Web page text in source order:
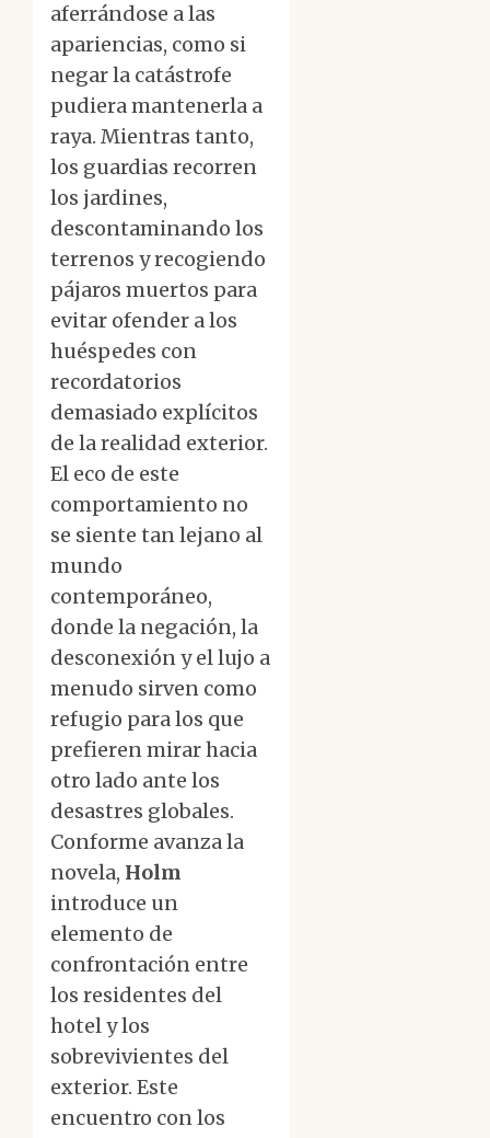
aferrándose a las
apariencias, como si
negar la catástrofe
pudiera mantenerla a
raya. Mientras tanto,
los guardias recorren
los jardines,
descontaminando los
terrenos y recogiendo
pájaros muertos para
evitar ofender a los
huéspedes con
recordatorios
demasiado explícitos
de la realidad exterior.
El eco de este
comportamiento no
se siente tan lejano al
mundo
contemporáneo,
donde la negación, la
desconexión y el lujo a
menudo sirven como
refugio para los que
prefieren mirar hacia
otro lado ante los
desastres globales.
Conforme avanza la
novela, Holm
introduce un
elemento de
confrontación entre
los residentes del
hotel y los
sobrevivientes del
exterior. Este
encuentro con los